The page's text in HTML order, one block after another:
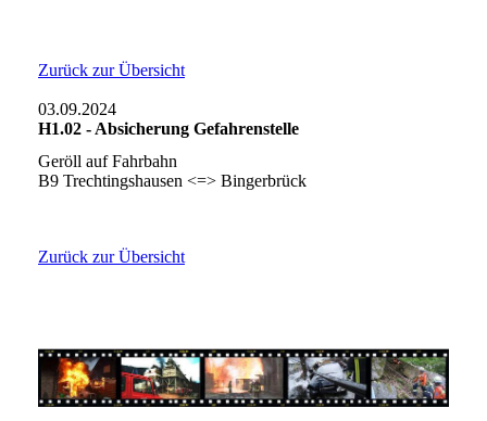
Zurück zur Übersicht
03.09.2024
H1.02 - Absicherung Gefahrenstelle
Geröll auf Fahrbahn
B9 Trechtingshausen <=> Bingerbrück
Zurück zur Übersicht